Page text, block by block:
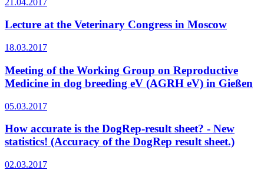
Lecture at the Veterinary Congress in Moscow
18.03.2017
Meeting of the Working Group on Reproductive
Medicine in dog breeding eV (AGRH eV) in Gießen
05.03.2017
How accurate is the DogRep-result sheet? - New
statistics! (Accuracy of the DogRep result sheet.)
02.03.2017